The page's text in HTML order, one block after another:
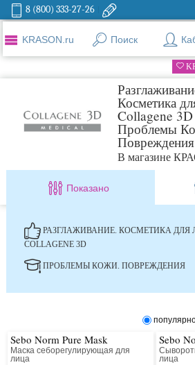
8 (800) 333-27-26
KRASON.ru Поиск
Косметика
Collagene 3D
Проблемы
Повреждения
В магазине
Показано
РАЗГЛАЖИВАНИЕ. КОСМЕТИКА ДЛЯ
COLLAGENE 3D
ПРОБЛЕМЫ КОЖИ. ПОВРЕЖДЕНИЯ
Sebo Norm Pure Mask
Маска себорегулирующая для
лица
Sebo
лица